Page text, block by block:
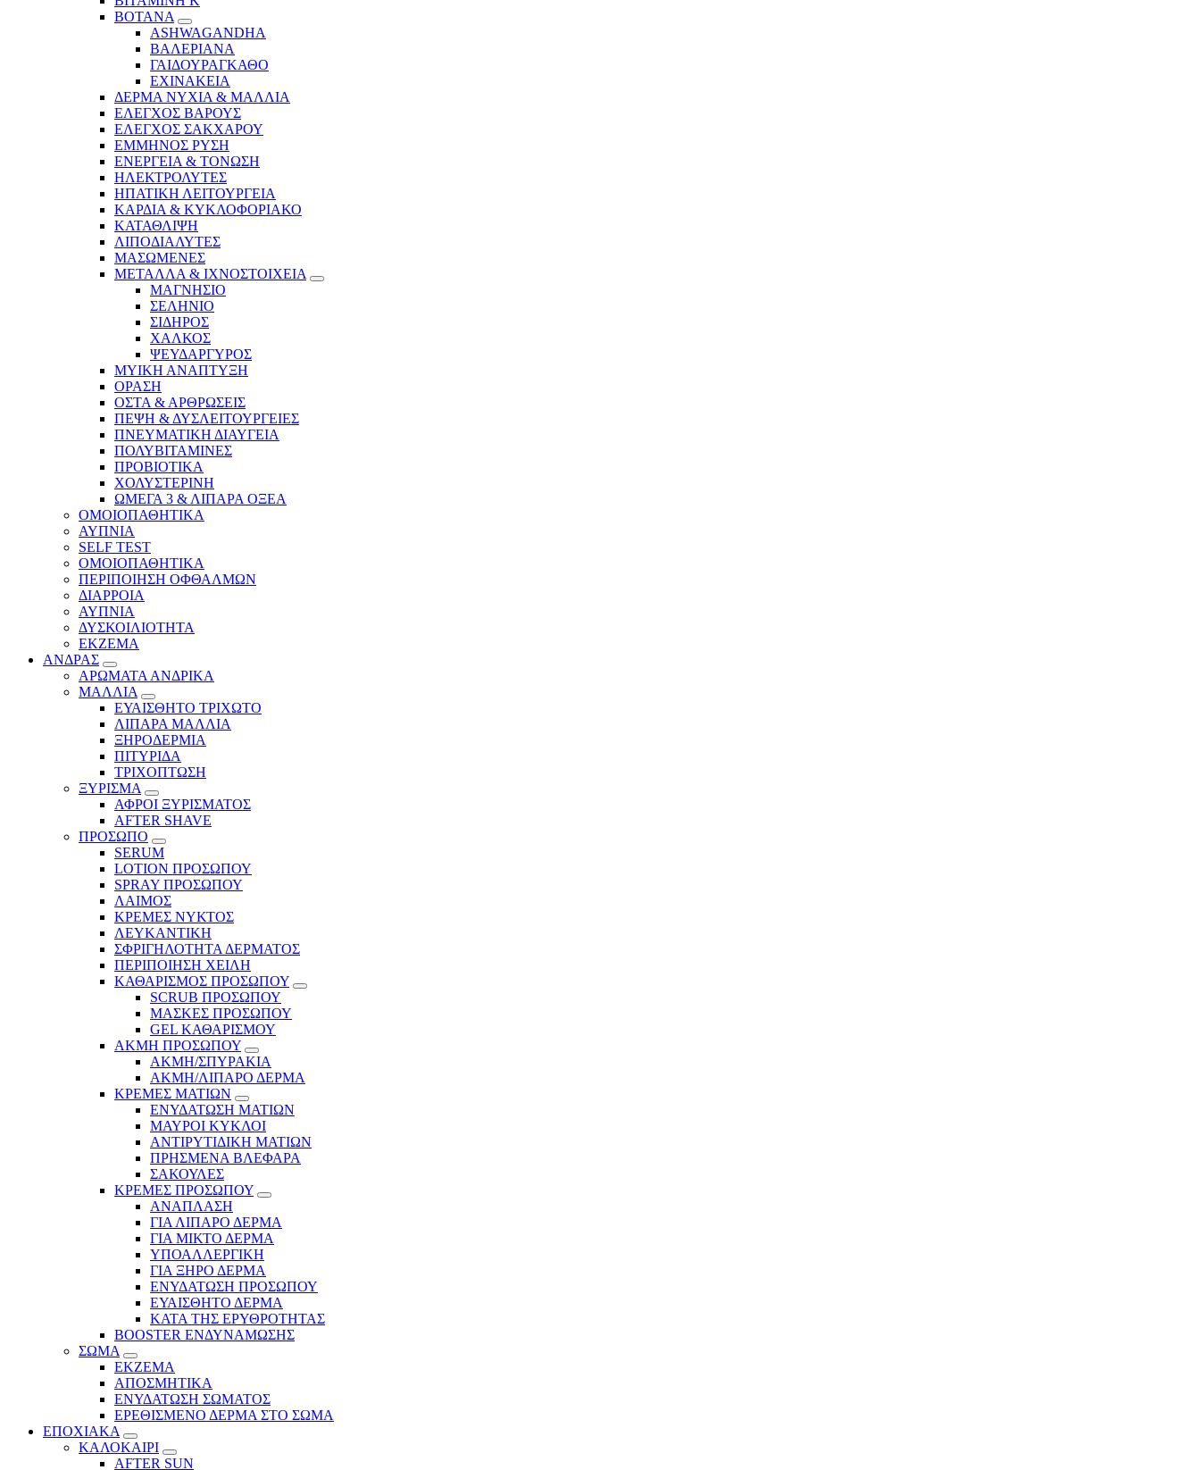
ΒΟΤΑΝΑ
ASHWAGANDHA
ΒΑΛΕΡΙΑΝΑ
ΓΑΙΔΟΥΡΑΓΚΑΘΟ
ΕΧΙΝΑΚΕΙΑ
ΔΕΡΜΑ ΝΥΧΙΑ & ΜΑΛΛΙΑ
ΕΛΕΓΧΟΣ ΒΑΡΟΥΣ
ΕΛΕΓΧΟΣ ΣΑΚΧΑΡΟΥ
ΕΜΜΗΝΟΣ ΡΥΣΗ
ΕΝΕΡΓΕΙΑ & ΤΟΝΩΣΗ
ΗΛΕΚΤΡΟΛΥΤΕΣ
ΗΠΑΤΙΚΗ ΛΕΙΤΟΥΡΓΕΙΑ
ΚΑΡΔΙΑ & ΚΥΚΛΟΦΟΡΙΑΚΟ
ΚΑΤΑΘΛΙΨΗ
ΛΙΠΟΔΙΑΛΥΤΕΣ
ΜΑΣΩΜΕΝΕΣ
ΜΕΤΑΛΛΑ & ΙΧΝΟΣΤΟΙΧΕΙΑ
ΜΑΓΝΗΣΙΟ
ΣΕΛΗΝΙΟ
ΣΙΔΗΡΟΣ
ΧΑΛΚΟΣ
ΨΕΥΔΑΡΓΥΡΟΣ
ΜΥΙΚΗ ΑΝΑΠΤΥΞΗ
ΟΡΑΣΗ
ΟΣΤΑ & ΑΡΘΡΩΣΕΙΣ
ΠΕΨΗ & ΔΥΣΛΕΙΤΟΥΡΓΕΙΕΣ
ΠΝΕΥΜΑΤΙΚΗ ΔΙΑΥΓΕΙΑ
ΠΟΛΥΒΙΤΑΜΙΝΕΣ
ΠΡΟΒΙΟΤΙΚΑ
ΧΟΛΥΣΤΕΡΙΝΗ
ΩΜΕΓΑ 3 & ΛΙΠΑΡΑ ΟΞΕΑ
ΟΜΟΙΟΠΑΘΗΤΙΚΑ
ΑΥΠΝΙΑ
SELF TEST
ΟΜΟΙΟΠΑΘΗΤΙΚΑ
ΠΕΡΙΠΟΙΗΣΗ ΟΦΘΑΛΜΩΝ
ΔΙΑΡΡΟΙΑ
ΑΥΠΝΙΑ
ΔΥΣΚΟΙΛΙΟΤΗΤΑ
ΕΚΖΕΜΑ
ΑΝΔΡΑΣ
ΑΡΩΜΑΤΑ ΑΝΔΡΙΚΑ
ΜΑΛΛΙΑ
ΕΥΑΙΣΘΗΤΟ ΤΡΙΧΩΤΟ
ΛΙΠΑΡΑ ΜΑΛΛΙΑ
ΞΗΡΟΔΕΡΜΙΑ
ΠΙΤΥΡΙΔΑ
ΤΡΙΧΟΠΤΩΣΗ
ΞΥΡΙΣΜΑ
ΑΦΡΟΙ ΞΥΡΙΣΜΑΤΟΣ
AFTER SHAVE
ΠΡΟΣΩΠΟ
SERUM
LOTION ΠΡΟΣΩΠΟΥ
SPRAY ΠΡΟΣΩΠΟΥ
ΛΑΙΜΟΣ
ΚΡΕΜΕΣ ΝΥΚΤΟΣ
ΛΕΥΚΑΝΤΙΚΗ
ΣΦΡΙΓΗΛΟΤΗΤΑ ΔΕΡΜΑΤΟΣ
ΠΕΡΙΠΟΙΗΣΗ ΧΕΙΛΗ
ΚΑΘΑΡΙΣΜΟΣ ΠΡΟΣΩΠΟΥ
SCRUB ΠΡΟΣΩΠΟΥ
ΜΑΣΚΕΣ ΠΡΟΣΩΠΟΥ
GEL ΚΑΘΑΡΙΣΜΟΥ
ΑΚΜΗ ΠΡΟΣΩΠΟΥ
ΑΚΜΗ/ΣΠΥΡΑΚΙΑ
ΑΚΜΗ/ΛΙΠΑΡΟ ΔΕΡΜΑ
ΚΡΕΜΕΣ ΜΑΤΙΩΝ
ΕΝΥΔΑΤΩΣΗ ΜΑΤΙΩΝ
ΜΑΥΡΟΙ ΚΥΚΛΟΙ
ΑΝΤΙΡΥΤΙΔΙΚΗ ΜΑΤΙΩΝ
ΠΡΗΣΜΕΝΑ ΒΛΕΦΑΡΑ
ΣΑΚΟΥΛΕΣ
ΚΡΕΜΕΣ ΠΡΟΣΩΠΟΥ
ΑΝΑΠΛΑΣΗ
ΓΙΑ ΛΙΠΑΡΟ ΔΕΡΜΑ
ΓΙΑ ΜΙΚΤΟ ΔΕΡΜΑ
ΥΠΟΑΛΛΕΡΓΙΚΗ
ΓΙΑ ΞΗΡΟ ΔΕΡΜΑ
ΕΝΥΔΑΤΩΣΗ ΠΡΟΣΩΠΟΥ
ΕΥΑΙΣΘΗΤΟ ΔΕΡΜΑ
ΚΑΤΑ ΤΗΣ ΕΡΥΘΡΟΤΗΤΑΣ
BOOSTER ΕΝΔΥΝΑΜΩΣΗΣ
ΣΩΜΑ
ΕΚΖΕΜΑ
ΑΠΟΣΜΗΤΙΚΑ
ΕΝΥΔΑΤΩΣΗ ΣΩΜΑΤΟΣ
ΕΡΕΘΙΣΜΕΝΟ ΔΕΡΜΑ ΣΤΟ ΣΩΜΑ
ΕΠΟΧΙΑΚΑ
ΚΑΛΟΚΑΙΡΙ
AFTER SUN